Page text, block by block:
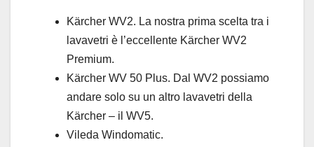
Kärcher WV2. La nostra prima scelta tra i
lavavetri è l’eccellente Kärcher WV2
Premium.
Kärcher WV 50 Plus. Dal WV2 possiamo
andare solo su un altro lavavetri della
Kärcher – il WV5.
Vileda Windomatic.